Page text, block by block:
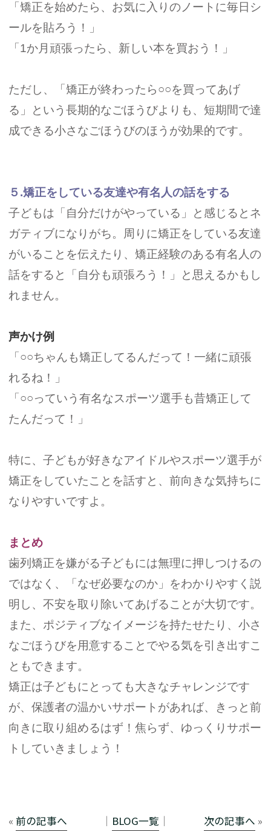
「矯正を始めたら、お気に入りのノートに毎日シ
ールを貼ろう！」
「1か月頑張ったら、新しい本を買おう！」
ただし、「矯正が終わったら○○を買ってあげ
る」という長期的なごほうびよりも、短期間で達
成できる小さなごほうびのほうが効果的です。
５.矯正をしている友達や有名人の話をする
子どもは「自分だけがやっている」と感じるとネ
ガティブになりがち。周りに矯正をしている友達
がいることを伝えたり、矯正経験のある有名人の
話をすると「自分も頑張ろう！」と思えるかもし
れません。
声かけ例
「○○ちゃんも矯正してるんだって！一緒に頑張
れるね！」
「○○っていう有名なスポーツ選手も昔矯正して
たんだって！」
特に、子どもが好きなアイドルやスポーツ選手が
矯正をしていたことを話すと、前向きな気持ちに
なりやすいですよ。
まとめ
歯列矯正を嫌がる子どもには無理に押しつけるの
ではなく、「なぜ必要なのか」をわかりやすく説
明し、不安を取り除いてあげることが大切です。
また、ポジティブなイメージを持たせたり、小さ
なごほうびを用意することでやる気を引き出すこ
ともできます。
矯正は子どもにとっても大きなチャレンジです
が、保護者の温かいサポートがあれば、きっと前
向きに取り組めるはず！焦らず、ゆっくりサポー
トしていきましょう！
« 前の記事へ │ BLOG一覧 │ 次の記事へ »